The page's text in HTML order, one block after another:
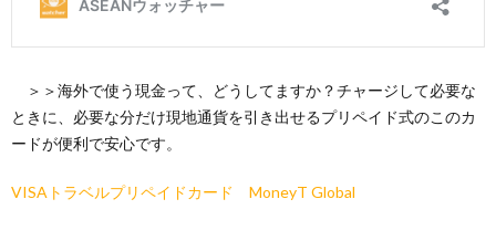
＞＞海外で使う現金って、どうしてますか？チャージして必要な
ときに、必要な分だけ現地通貨を引き出せるプリペイド式のこのカ
ードが便利で安心です。
VISAトラベルプリペイドカード MoneyT Global